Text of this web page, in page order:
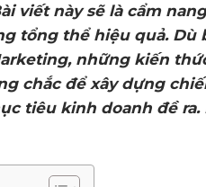
viết này sẽ là cẩm
tổng thể hiệu quả. Dù
những kiến
chắc để xây dựng
tiêu kinh doanh đề ra.